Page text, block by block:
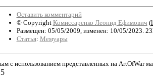
Оставить комментарий
© Copyright Комиссаренко Леонид Ефимович (
Размещен: 05/05/2009, изменен: 10/05/2023.
Статья: Мемуары
с использованием представленных на ArtOfWar